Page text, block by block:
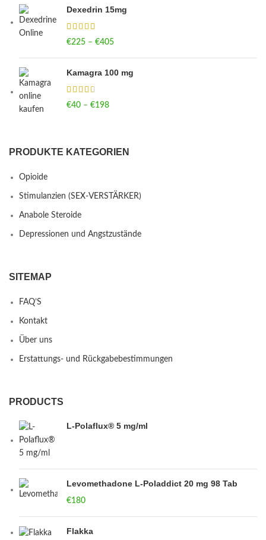
Dexedrin 15mg
€225 – €405
Kamagra 100 mg
€40 – €198
PRODUKTE KATEGORIEN
Opioide
Stimulanzien (SEX-VERSTÄRKER)
Anabole Steroide
Depressionen und Angstzustände
SITEMAP
FAQ’S
Kontakt
Über uns
Erstattungs- und Rückgabebestimmungen
PRODUCTS
L-Polaflux® 5 mg/ml
Levomethadone L-Poladdict 20 mg 98 Tab
€180
Flakka